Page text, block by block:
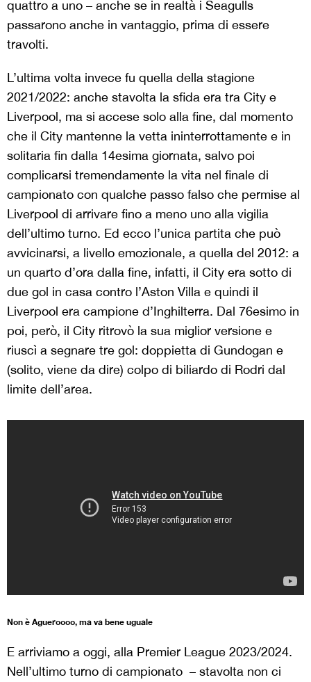
quattro a uno – anche se in realtà i Seagulls
passarono anche in vantaggio, prima di essere
travolti.
L’ultima volta invece fu quella della stagione
2021/2022: anche stavolta la sfida era tra City e
Liverpool, ma si accese solo alla fine, dal momento
che il City mantenne la vetta ininterrottamente e in
solitaria fin dalla 14esima giornata, salvo poi
complicarsi tremendamente la vita nel finale di
campionato con qualche passo falso che permise al
Liverpool di arrivare fino a meno uno alla vigilia
dell’ultimo turno. Ed ecco l’unica partita che può
avvicinarsi, a livello emozionale, a quella del 2012: a
un quarto d’ora dalla fine, infatti, il City era sotto di
due gol in casa contro l’Aston Villa e quindi il
Liverpool era campione d’Inghilterra. Dal 76esimo in
poi, però, il City ritrovò la sua miglior versione e
riuscì a segnare tre gol: doppietta di Gundogan e
(solito, viene da dire) colpo di biliardo di Rodri dal
limite dell’area.
Non è Agueroooo, ma va bene uguale
E arriviamo a oggi, alla Premier League 2023/2024.
Nell’ultimo turno di campionato – stavolta non ci